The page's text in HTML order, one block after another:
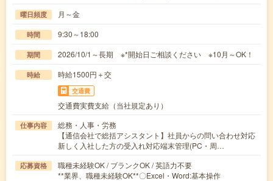
曜日頻度 月～金
時間 9:30～18:00
期間 2026/10/1～長期 ※*開始日ご相談ください ※10月～OK！
時給 時給1500円＋交
交通費
交通費実費支給（当社規定あり）
仕事内容
総務・人事・労務
【通信会社で総括アシスタント】社員からの問い合わせ対応
新しく入社した方の受入れ対応端末管理(PC・周…
応募資格
職種未経験OK / ブランクOK / 英語力不要
**業界、職種未経験OK**〇Excel・Word:基本操作